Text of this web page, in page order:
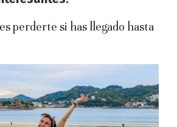
perderte si has llegado hasta